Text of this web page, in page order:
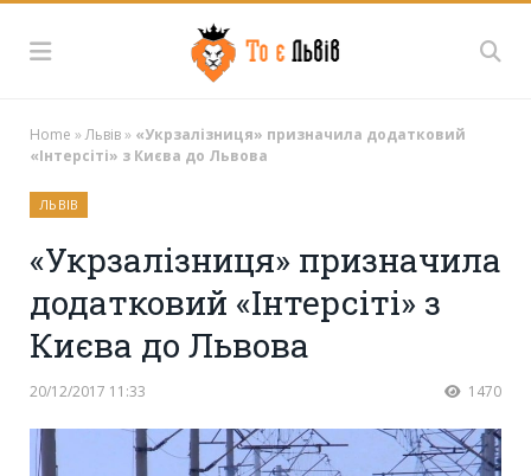
Home »Львів» «Укрзалізниця» призначила додатковий
«Інтерсіті» з Києва до Львова
ЛЬВІВ
«Укрзалізниця» призначила
додатковий «Інтерсіті» з
Києва до Львова
20/12/2017 11:33 1470